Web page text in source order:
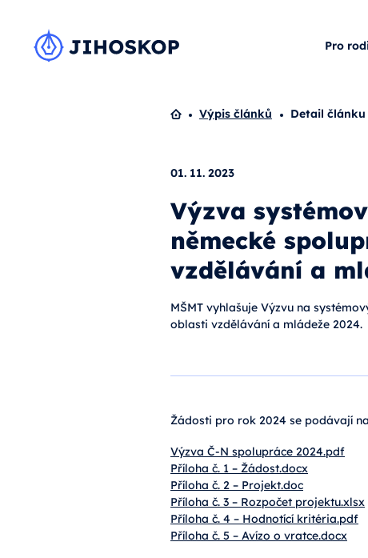
Pro
Domů
Výpis článků Detail článku
01. 11. 2023
Výzva
německé
vzdělávání a
MŠMT vyhlašuje Výzvu na
oblasti vzdělávání a mládeže 2024.
Žádosti pro rok 2024 se podávají
Výzva Č-N spolupráce 2024.pdf
Příloha č. 1 – Žádost.docx
Příloha č. 2 – Projekt.doc
Příloha č. 3 – Rozpočet projektu.xlsx
Příloha č. 4 – Hodnotící kritéria.pdf
Příloha č. 5 – Avízo o vratce.docx